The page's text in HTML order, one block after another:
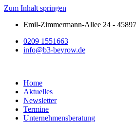
Zum Inhalt springen
Emil-Zimmermann-Allee 24 -
0209 1551663
info@b3-beyrow.de
Home
Aktuelles
Newsletter
Termine
Unternehmensberatung